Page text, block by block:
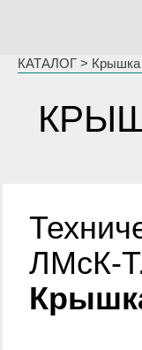
КАТАЛОГ > Крышка
ЛМсК-